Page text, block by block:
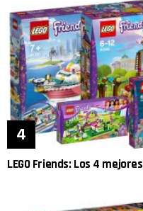
LEGO Friends: Los 4